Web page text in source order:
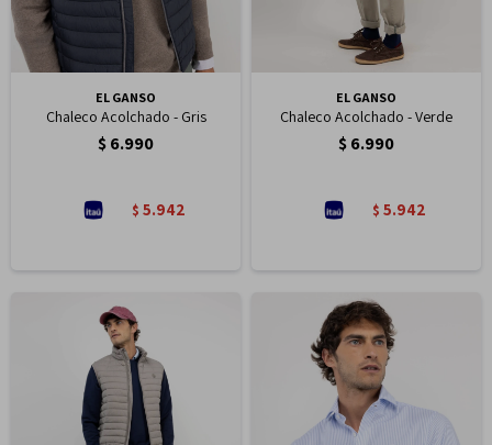
EL GANSO
Chaleco Acolchado - Gris
$6.990
$ 5.942
EL GANSO
Chaleco Acolchado - Verde
$6.990
$ 5.942